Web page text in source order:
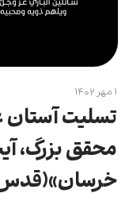
۱ مهر ۱۴۰۲
تسلیت
محقق بزرگ،